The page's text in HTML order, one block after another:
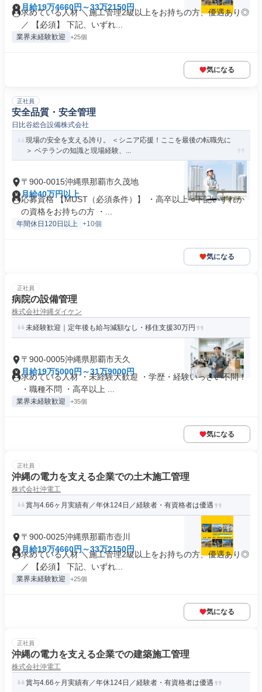
月給19万4660円～33万2150円
求めている人材 ＼施工管理2級以上をお持ちの方、優遇あり◎
／ 【必須】 下記、いずれ...
業界未経験歓迎 +25個
気になる
正社員
安全品質・安全管理
日比谷総合設備株式会社
現場の安全を支える誇り。 ＜シニア応援！ここを最後の転職先に
＞ ベテランの知識と現場経験、...
〒900-0015沖縄県那覇市久茂地
月給40万円以上
応募資格 【MUST（必須条件）】 ・高卒以上 ○下記いずれか
の資格をお持ちの方 ・...
年間休日120日以上 +10個
気になる
正社員
病院の設備管理
株式会社沖縄ダイケン
未経験歓迎｜定年後も給与減額なし・移住支援30万円
〒900-0005沖縄県那覇市天久
月給19万5000円～31万9000円
求めている人材 ・未経験大歓迎 ・学歴・経験いっさい不問！
・職種不問 ・高卒以上 ...
業界未経験歓迎 +35個
気になる
正社員
沖縄の電力を支える企業での土木施工管理
株式会社沖電工
賞与4.66ヶ月実績有／年休124日／経験者・有資格者は優遇
〒900-0025沖縄県那覇市壺川
月給19万4660円～33万2150円
求めている人材 ＼施工管理2級以上をお持ちの方、優遇あり◎
／ 【必須】 下記、いずれ...
業界未経験歓迎 +25個
気になる
正社員
沖縄の電力を支える企業での建築施工管理
株式会社沖電工
賞与4.66ヶ月実績有／年休124日／経験者・有資格者は優遇